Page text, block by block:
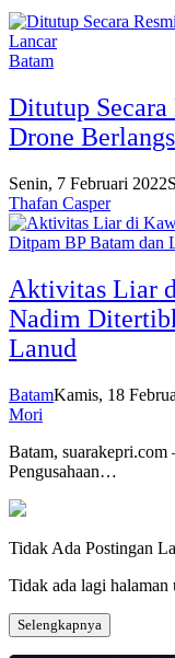
Batam
Ditutup
Drone
Senin, 7 Februari 2022
Thafan Casper
Aktivitas Liar
Nadim
Lanud
BatamKamis, 18
Mori
Batam,
Pengusahaan…
Tidak Ada Postingan
Tidak ada lagi halaman
Selengkapnya